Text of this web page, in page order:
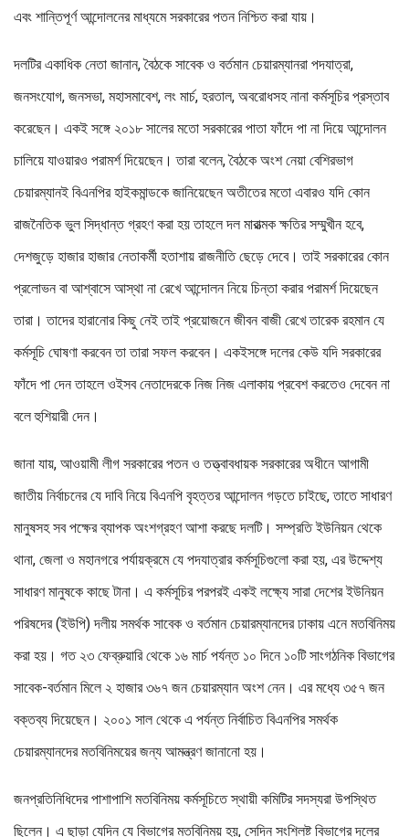
এবং শান্তিপূর্ণ আন্দোলনের মাধ্যমে সরকারের পতন নিশ্চিত করা যায়।
দলটির একাধিক নেতা জানান, বৈঠকে সাবেক ও বর্তমান চেয়ারম্যানরা পদযাত্রা,
জনসংযোগ, জনসভা, মহাসমাবেশ, লং মার্চ, হরতাল, অবরোধসহ নানা কর্মসূচির প্রস্তাব
করেছেন। একই সঙ্গে ২০১৮ সালের মতো সরকারের পাতা ফাঁদে পা না দিয়ে আন্দোলন
চালিয়ে যাওয়ারও পরামর্শ দিয়েছেন। তারা বলেন, বৈঠকে অংশ নেয়া বেশিরভাগ
চেয়ারম্যানই বিএনপির হাইকমান্ডকে জানিয়েছেন অতীতের মতো এবারও যদি কোন
রাজনৈতিক ভুল সিদ্ধান্ত গ্রহণ করা হয় তাহলে দল মারাত্মক ক্ষতির সম্মুখীন হবে,
দেশজুড়ে হাজার হাজার নেতাকর্মী হতাশায় রাজনীতি ছেড়ে দেবে। তাই সরকারের কোন
প্রলোভন বা আশ্বাসে আস্থা না রেখে আন্দোলন নিয়ে চিন্তা করার পরামর্শ দিয়েছেন
তারা। তাদের হারানোর কিছু নেই তাই প্রয়োজনে জীবন বাজী রেখে তারেক রহমান যে
কর্মসূচি ঘোষণা করবেন তা তারা সফল করবেন। একইসঙ্গে দলের কেউ যদি সরকারের
ফাঁদে পা দেন তাহলে ওইসব নেতাদেরকে নিজ নিজ এলাকায় প্রবেশ করতেও দেবেন না
বলে হুশিয়ারী দেন।
জানা যায়, আওয়ামী লীগ সরকারের পতন ও তত্ত্বাবধায়ক সরকারের অধীনে আগামী
জাতীয় নির্বাচনের যে দাবি নিয়ে বিএনপি বৃহত্তর আন্দোলন গড়তে চাইছে, তাতে সাধারণ
মানুষসহ সব পক্ষের ব্যাপক অংশগ্রহণ আশা করছে দলটি। সম্প্রতি ইউনিয়ন থেকে
থানা, জেলা ও মহানগরে পর্যায়ক্রমে যে পদযাত্রার কর্মসূচিগুলো করা হয়, এর উদ্দেশ্য
সাধারণ মানুষকে কাছে টানা। এ কর্মসূচির পরপরই একই লক্ষ্যে সারা দেশের ইউনিয়ন
পরিষদের (ইউপি) দলীয় সমর্থক সাবেক ও বর্তমান চেয়ারম্যানদের ঢাকায় এনে মতবিনিময়
করা হয়। গত ২৩ ফেব্রুয়ারি থেকে ১৬ মার্চ পর্যন্ত ১০ দিনে ১০টি সাংগঠনিক বিভাগের
সাবেক-বর্তমান মিলে ২ হাজার ৩৬৭ জন চেয়ারম্যান অংশ নেন। এর মধ্যে ৩৫৭ জন
বক্তব্য দিয়েছেন। ২০০১ সাল থেকে এ পর্যন্ত নির্বাচিত বিএনপির সমর্থক
চেয়ারম্যানদের মতবিনিময়ের জন্য আমন্ত্রণ জানানো হয়।
জনপ্রতিনিধিদের পাশাপাশি মতবিনিময় কর্মসূচিতে স্থায়ী কমিটির সদস্যরা উপস্থিত
ছিলেন। এ ছাড়া যেদিন যে বিভাগের মতবিনিময় হয়, সেদিন সংশ্লিষ্ট বিভাগের দলের